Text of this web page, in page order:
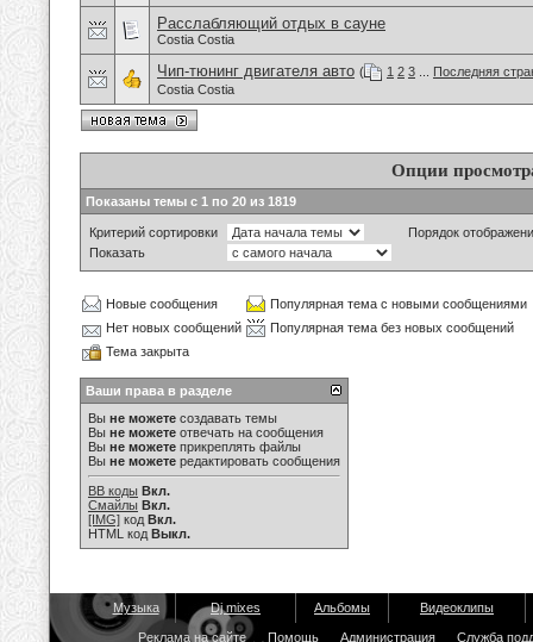
Расслабляющий отдых в сауне
Costia Costia
Чип-тюнинг двигателя авто ( 1 2 3
Последняя
Costia Costia
Опции
Показаны темы с 1 по 20 из 1819
Критерий сортировки
Порядок
Показать
Новые сообщения
Популярная тема с новыми сообщениями
Нет новых сообщений
Популярная тема без новых сообщений
Тема закрыта
Ваши права в разделе
Вы не можете создавать темы
Вы не можете отвечать на сообщения
Вы не можете прикреплять файлы
Вы не можете редактировать сообщения
BB коды Вкл.
Смайлы Вкл.
[IMG] код Вкл.
HTML код Выкл.
Музыка Dj mixes Альбомы Видеоклипы
Реклама на сайте Помощь Администрация Служба